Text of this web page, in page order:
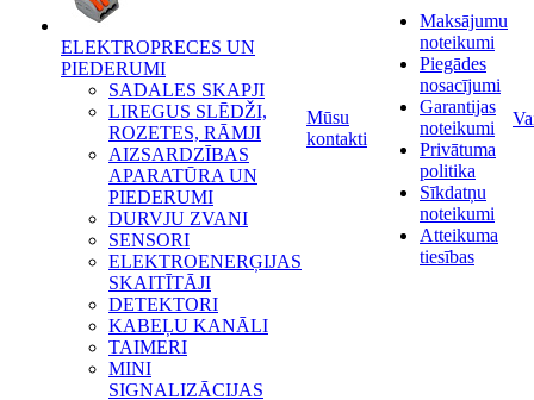
ELEKTROPRECES UN
PIEDERUMI
SADALES SKAPJI
LIREGUS SLĒDŽI,
ROZETES, RĀMJI
AIZSARDZĪBAS
APARATŪRA UN
PIEDERUMI
DURVJU ZVANI
SENSORI
ELEKTROENERĢIJAS
SKAITĪTĀJI
DETEKTORI
KABEĻU KANĀLI
TAIMERI
MINI
SIGNALIZĀCIJAS
Mūsu
kontakti
Maksājumu
noteikumi
Piegādes
nosacījumi
Garantijas
noteikumi
Privātuma
politika
Sīkdatņu
noteikumi
Atteikuma
tiesības